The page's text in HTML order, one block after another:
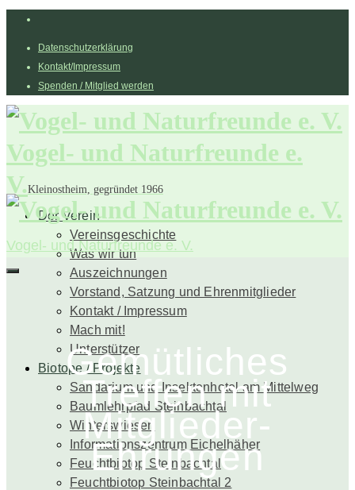
Datenschutzerklärung
Kontakt/Impressum
Spenden / Mitglied werden
Vogel- und Naturfreunde e.
V.Kleinostheim, gegründet 1966
Der Verein
Vereinsgeschichte
Was wir tun
Auszeichnungen
Vorstand, Satzung und Ehrenmitglieder
Kontakt / Impressum
Mach mit!
Unterstützer
Biotope / Projekte
Sandarium und Insektenhotel am Mittelweg
Baumlehrpfad Steinbachtal
Winterswiesen
Informationszentrum Eichelhäher
Feuchtbiotop Steinbachtal
Feuchtbiotop Steinbachtal 2
Vogel- und Naturfreunde e. V.
Gemütliches
Treffen mit
Mitglieder-
Ehrungen